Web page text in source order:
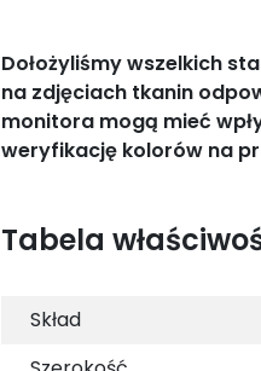
Dołożyliśmy wszelkich
na zdjęciach tkanin
monitora mogą mieć
weryfikację kolorów na
Tabela
Skład